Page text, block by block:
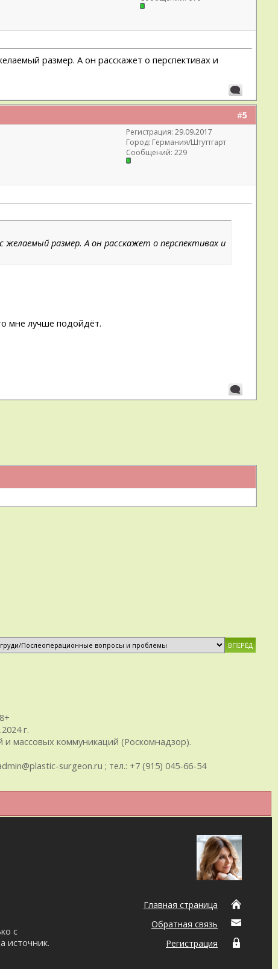
размер. А он расскажет о перспективах и
#5
Регистрация: 29.09.2017
Город: Германия/Штуттгарт
Сообщений: 229
размер. А он расскажет о перспективах и
мне лучше подойдёт.
г.
массовых коммуникаций (Роскомнадзор).
surgeon.ru ; тел.: +7 (915) 045-66-54
Главная страница
Обратная связь
Регистрация
с
источник.